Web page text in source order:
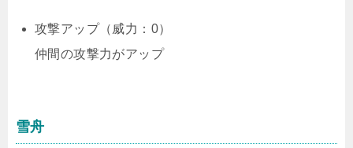
攻撃アップ（威力：0）
仲間の攻撃力がアップ
雪舟